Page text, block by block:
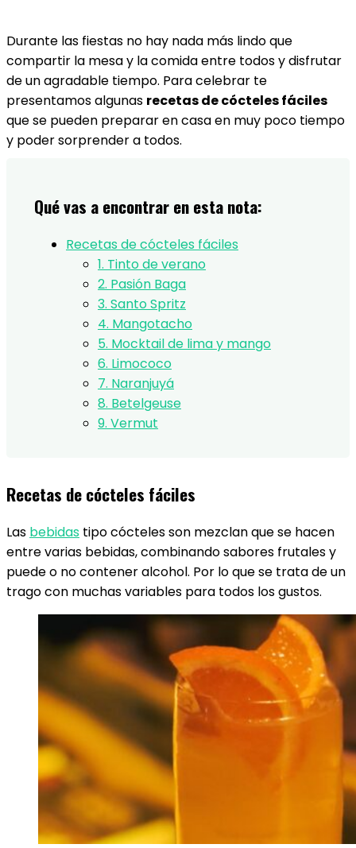
Durante las fiestas no hay nada más lindo que
compartir la mesa y la comida entre todos y disfrutar
de un agradable tiempo. Para celebrar te
presentamos algunas recetas de cócteles fáciles
que se pueden preparar en casa en muy poco tiempo
y poder sorprender a todos.
Qué vas a encontrar en esta nota:
Recetas de cócteles fáciles
1. Tinto de verano
2. Pasión Baga
3. Santo Spritz
4. Mangotacho
5. Mocktail de lima y mango
6. Limococo
7. Naranjuyá
8. Betelgeuse
9. Vermut
Recetas de cócteles fáciles
Las bebidas tipo cócteles son mezclan que se hacen
entre varias bebidas, combinando sabores frutales y
puede o no contener alcohol. Por lo que se trata de un
trago con muchas variables para todos los gustos.